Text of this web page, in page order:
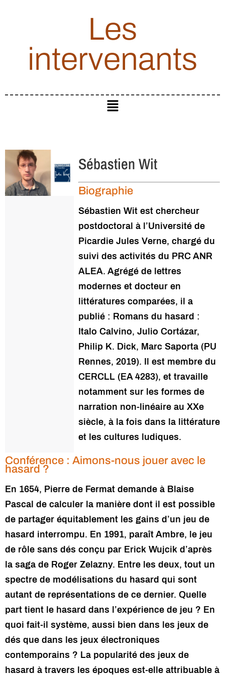
Les
intervenants
Sébastien Wit
Biographie
Sébastien Wit est chercheur
postdoctoral à l’Université de
Picardie Jules Verne, chargé du
suivi des activités du PRC ANR
ALEA. Agrégé de lettres
modernes et docteur en
littératures comparées, il a
publié : Romans du hasard :
Italo Calvino, Julio Cortázar,
Philip K. Dick, Marc Saporta (PU
Rennes, 2019). Il est membre du
CERCLL (EA 4283), et travaille
notamment sur les formes de
narration non-linéaire au XXe
siècle, à la fois dans la littérature
et les cultures ludiques.
Conférence : Aimons-nous jouer avec le
hasard ?
En 1654, Pierre de Fermat demande à Blaise
Pascal de calculer la manière dont il est possible
de partager équitablement les gains d’un jeu de
hasard interrompu. En 1991, paraît Ambre, le jeu
de rôle sans dés conçu par Erick Wujcik d’après
la saga de Roger Zelazny. Entre les deux, tout un
spectre de modélisations du hasard qui sont
autant de représentations de ce dernier. Quelle
part tient le hasard dans l’expérience de jeu ? En
quoi fait-il système, aussi bien dans les jeux de
dés que dans les jeux électroniques
contemporains ? La popularité des jeux de
hasard à travers les époques est-elle attribuable à